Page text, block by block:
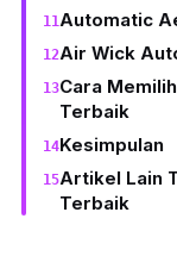
Automatic
Air Wick
Cara
Terbaik
Kesimpulan
Artikel Lain
Terbaik